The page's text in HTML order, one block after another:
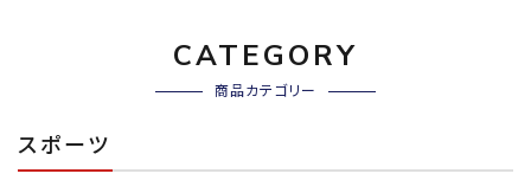
CATEGORY
商品カテゴリー
スポーツ